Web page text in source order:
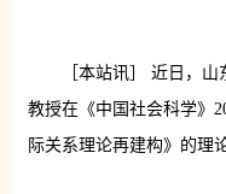
［本站讯］ 近日，
教授在《中国社会科学》
际关系理论再建构》的理